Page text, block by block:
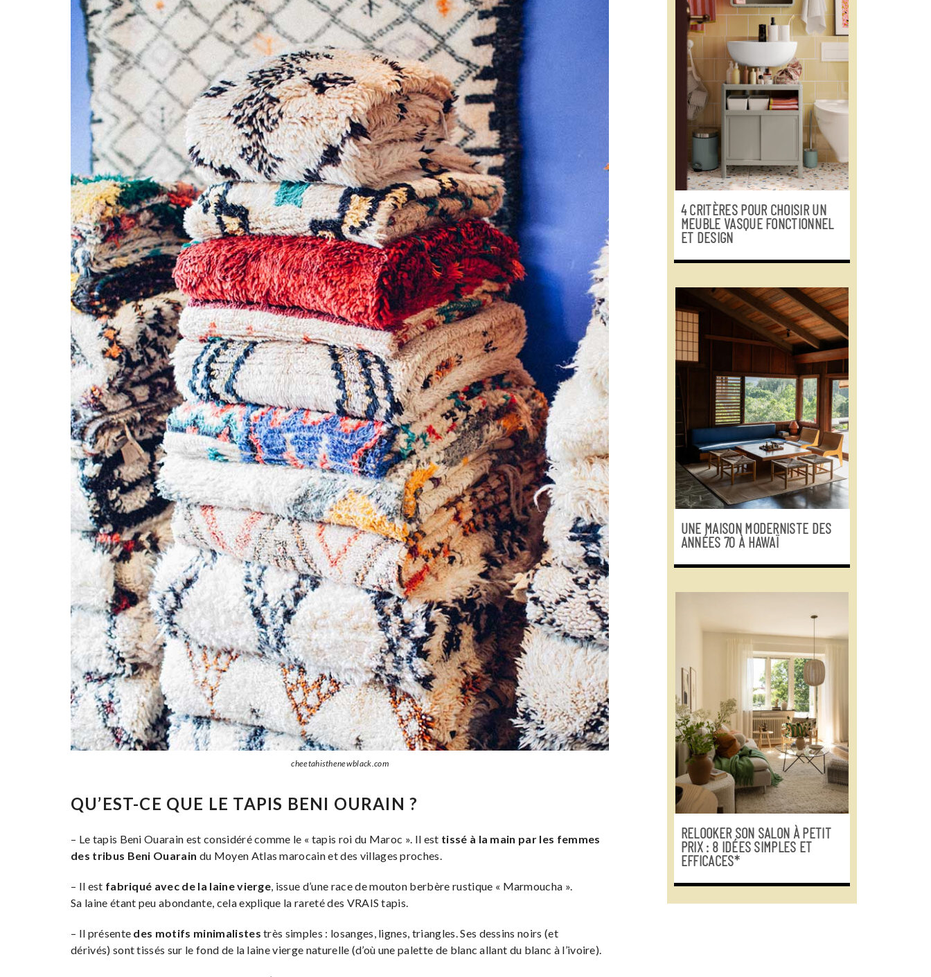
cheetahisthenewblack.com
QU’EST-CE QUE LE TAPIS BENI OURAIN ?
– Le tapis Beni Ouarain est considéré comme le « tapis roi du Maroc ». Il est tissé à la main par les femmes
des tribus Beni Ouarain du Moyen Atlas marocain et des villages proches.
– Il est fabriqué avec de la laine vierge, issue d’une race de mouton berbère rustique « Marmoucha ».
Sa laine étant peu abondante, cela explique la rareté des VRAIS tapis.
– Il présente des motifs minimalistes très simples : losanges, lignes, triangles. Ses dessins noirs (et
dérivés) sont tissés sur le fond de la laine vierge naturelle (d’où une palette de blanc allant du blanc à l’ivoire).
4 CRITÈRES POUR CHOISIR UN
MEUBLE VASQUE FONCTIONNEL
ET DESIGN
UNE MAISON MODERNISTE DES
ANNÉES 70 À HAWAÏ
RELOOKER SON SALON À PETIT
PRIX : 8 IDÉES SIMPLES ET
EFFICACES*